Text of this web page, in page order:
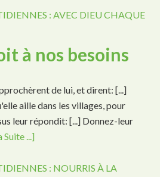
: AVEC DIEU CHAQUE
à nos besoins
de lui, et dirent: [...]
aille dans les villages, pour
leur répondit: [...] Donnez-leur
Suite ...]
: NOURRIS À LA